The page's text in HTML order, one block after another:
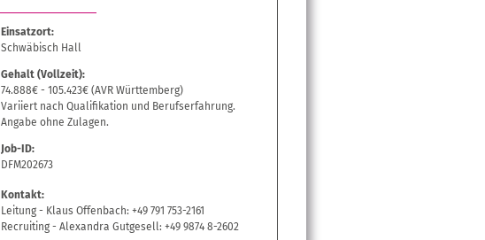
Einsatzort:
Schwäbisch Hall
Gehalt (Vollzeit):
74.888€ - 105.423€ (AVR Württemberg)
Variiert nach Qualifikation und Berufserfahrung.
Angabe ohne Zulagen.
Job-ID:
DFM202673
Kontakt:
Leitung - Klaus Offenbach: +49 791 753-2161
Recruiting - Alexandra Gutgesell: +49 9874 8-2602